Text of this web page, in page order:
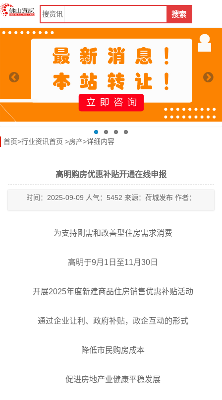
搜资讯 搜索
首页>行业资讯首页 >房产>详细内容
高明购房优惠补贴开通在线申报
时间：2025-09-09 人气：5452 来源：荷城发布 作者：
为支持刚需和改善型住房需求消费
高明于9月1日至11月30日
开展2025年度新建商品住房销售优惠补贴活动
通过企业让利、政府补贴，政企互动的形式
降低市民购房成本
促进房地产业健康平稳发展